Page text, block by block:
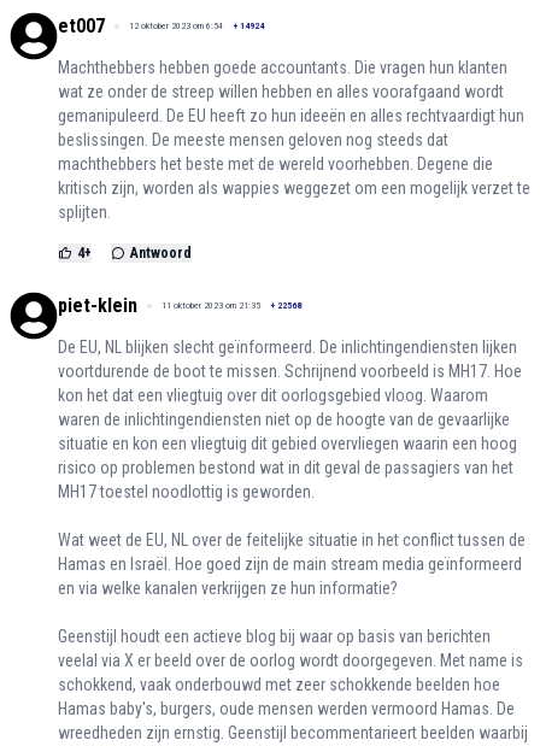
et007 12 oktober 2023 om 6:54 + 14924
Machthebbers hebben goede accountants. Die vragen hun klanten
wat ze onder de streep willen hebben en alles voorafgaand wordt
gemanipuleerd. De EU heeft zo hun ideeën en alles rechtvaardigt hun
beslissingen. De meeste mensen geloven nog steeds dat
machthebbers het beste met de wereld voorhebben. Degene die
kritisch zijn, worden als wappies weggezet om een mogelijk verzet te
splijten.
4+ Antwoord
piet-klein 11 oktober 2023 om 21:35 + 22568
De EU, NL blijken slecht geïnformeerd. De inlichtingendiensten lijken
voortdurende de boot te missen. Schrijnend voorbeeld is MH17. Hoe
kon het dat een vliegtuig over dit oorlogsgebied vloog. Waarom
waren de inlichtingendiensten niet op de hoogte van de gevaarlijke
situatie en kon een vliegtuig dit gebied overvliegen waarin een hoog
risico op problemen bestond wat in dit geval de passagiers van het
MH17 toestel noodlottig is geworden.
Wat weet de EU, NL over de feitelijke situatie in het conflict tussen de
Hamas en Israël. Hoe goed zijn de main stream media geïnformeerd
en via welke kanalen verkrijgen ze hun informatie?
Geenstijl houdt een actieve blog bij waar op basis van berichten
veelal via X er beeld over de oorlog wordt doorgegeven. Met name is
schokkend, vaak onderbouwd met zeer schokkende beelden hoe
Hamas baby's, burgers, oude mensen werden vermoord Hamas. De
wreedheden zijn ernstig. Geenstijl becommentarieert beelden waarbij